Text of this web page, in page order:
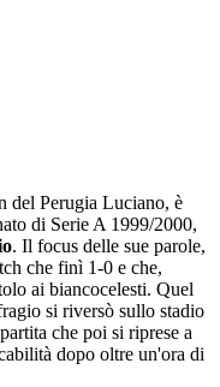
del Perugia Luciano, è
di Serie A 1999/2000,
. Il focus delle sue parole,
che finì 1-0 e che,
ai biancocelesti. Quel
si riversò sullo stadio
che poi si riprese a
dopo oltre un'ora di